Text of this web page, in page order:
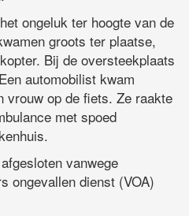
ongeluk ter hoogte van de
groots ter plaatse,
Bij de oversteekplaats
automobilist kwam
vrouw op de fiets. Ze raakte
met spoed
vanwege
ongevallen dienst (VOA)